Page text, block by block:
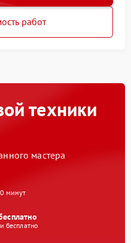
работ
техники
мастера
минут
бесплатно